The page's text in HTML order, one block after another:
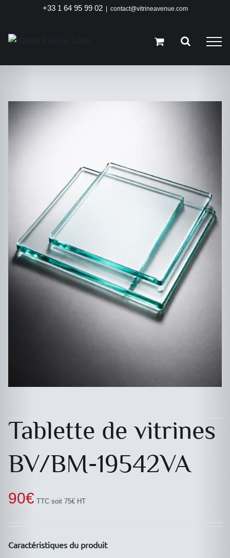
contenu
+33 1 64 95 99 02 contact@vitrineavenue.com
Tablette de vitrines
BV/BM-19542VA
90€ TTC soit 75€ HT
Caractéristiques du produit